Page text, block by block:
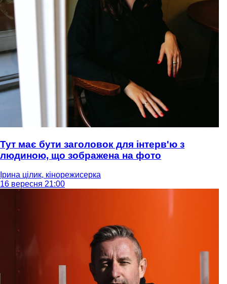
Тут має бути заголовок для інтерв'ю з
людиною, що зображена на фото
Ірина цілик, кінорежисерка
16 вересня 21:00